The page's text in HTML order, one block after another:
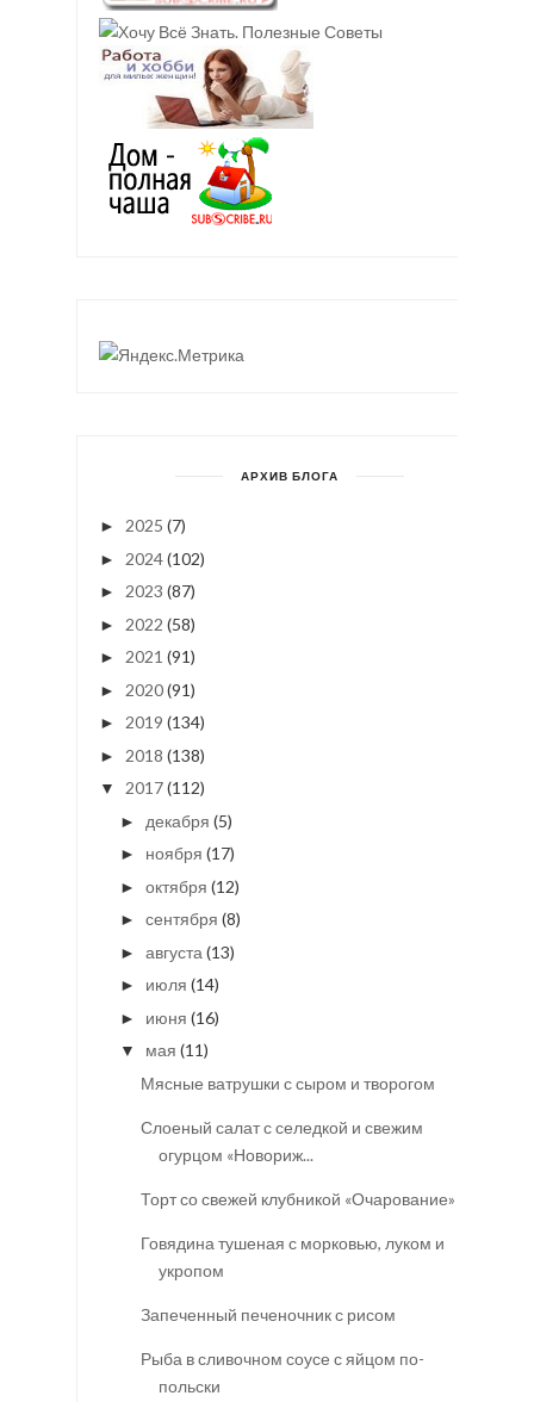
АРХИВ БЛОГА
► 2025 (7)
► 2024(102)
► 2023 (87)
► 2022 (58)
► 2021 (91)
► 2020(91)
► 2019 (134)
► 2018 (138)
▼ 2017(112)
► декабря (5)
► ноября (17)
► октября (12)
► сентября (8)
► августа (13)
► июля (14)
► июня (16)
▼ мая (11)
Мясные ватрушки с сыром и творогом
Слоеный салат с селедкой и свежим
огурцом «Новориж...
Торт со свежей клубникой «Очарование»
Говядина тушеная с морковью, луком и
укропом
Запеченный печеночник с рисом
Рыба в сливочном соусе с яйцом по-
польски